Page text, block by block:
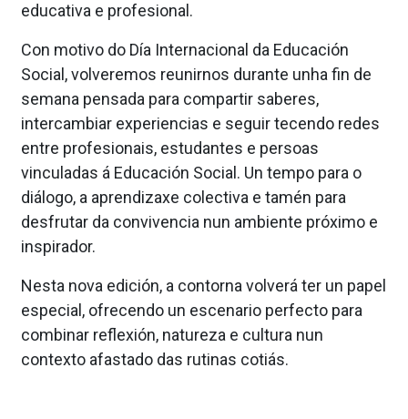
educativa e profesional.
Con motivo do Día Internacional da Educación
Social, volveremos reunirnos durante unha fin de
semana pensada para compartir saberes,
intercambiar experiencias e seguir tecendo redes
entre profesionais, estudantes e persoas
vinculadas á Educación Social. Un tempo para o
diálogo, a aprendizaxe colectiva e tamén para
desfrutar da convivencia nun ambiente próximo e
inspirador.
Nesta nova edición, a contorna volverá ter un papel
especial, ofrecendo un escenario perfecto para
combinar reflexión, natureza e cultura nun
contexto afastado das rutinas cotiás.